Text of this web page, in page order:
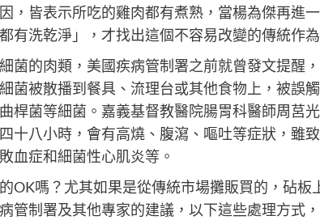
，皆表示所吃的雞肉都有煮熟，當楊為傑再進
有洗乾淨」，才找出這個不容易改變的傳統作
菌的肉類，美國疾病管制署之前就曾發文提醒
菌被散播到餐具、流理台或其他食物上，被誤
桿菌等細菌。嘉義基督教醫院腸胃科醫師周莒
十八小時，會有高燒、腹瀉、嘔吐等症狀，雖
血症和細菌性心肌炎等。
OK嗎？尤其如果是從傳統市場攤販買的，砧板
管制署及其他專家的建議，以下這些處理方式